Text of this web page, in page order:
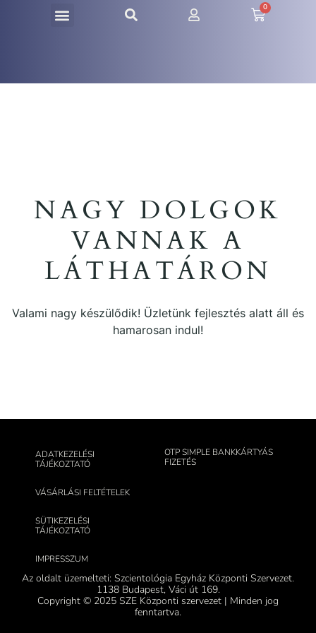
0
NAGY DOLGOK
VANNAK A
LÁTHATÁRON
Valami nagy készülődik! Üzletünk fejlesztés alatt áll és
hamarosan indul!
ADATKEZELÉSI
TÁJÉKOZTATÓ
VÁSÁRLÁSI FELTÉTELEK
SÜTIKEZELÉSI
TÁJÉKOZTATÓ
IMPRESSZUM
OTP SIMPLE BANKKÁRTYÁS
FIZETÉS
Az oldalt üzemelteti: Szcientológia Egyház Központi Szervezet.
1138 Budapest, Váci út 169.
Copyright © 2025 SZE Központi szervezet | Minden jog
fenntartva.